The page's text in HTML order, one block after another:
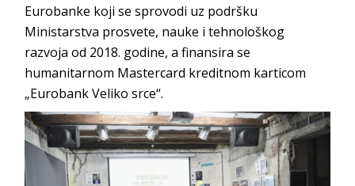
Eurobanke koji se sprovodi uz podršku
Ministarstva prosvete, nauke i tehnološkog
razvoja od 2018. godine, a finansira se
humanitarnom Mastercard kreditnom karticom
„Eurobank Veliko srce“.